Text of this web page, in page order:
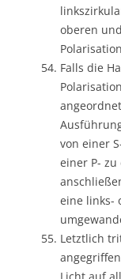
oberen
Falls die
von einer
einer P-
eine links-
Letztlich
Licht auf